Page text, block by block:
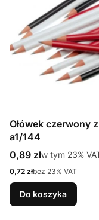
Ołówek czerwony
a1/144
Cena brutto
0,89 złw tym %s VAT
w tym 23%
Cena netto
0,72 złbez 23% VAT
Do koszyka